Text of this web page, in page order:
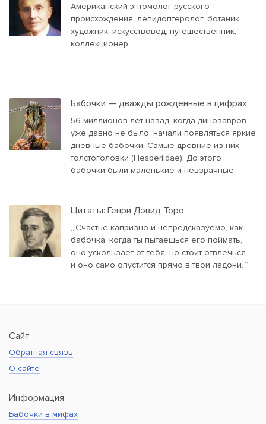
Американский энтомолог русского
происхождения, лепидоптеролог, ботаник,
художник, искусствовед, путешественник,
коллекционер
Бабочки — дважды рождённые в цифрах
56 миллионов лет назад, когда динозавров
уже давно не было, начали появляться яркие
дневные бабочки. Самые древние из них —
толстоголовки (Hesperiidae). До этого
бабочки были маленькие и невзрачные.
Цитаты: Генри Дэвид Торо
„ Счастье капризно и непредсказуемо, как
бабочка: когда ты пытаешься его поймать,
оно ускользает от тебя, но стоит отвлечься —
и оно само опустится прямо в твои ладони. “
Сайт
Обратная связь
О сайте
Информация
Бабочки в мифах